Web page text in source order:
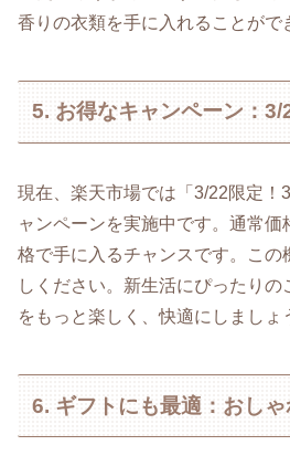
香りの衣類を手に入れることがで
5. お得なキャンペーン：
現在、楽天市場では「3/22限定！
ャンペーンを実施中です。通常価
格で手に入るチャンスです。この
しください。新生活にぴったり
をもっと楽しく、快適にしましょ
6. ギフトにも最適：おし